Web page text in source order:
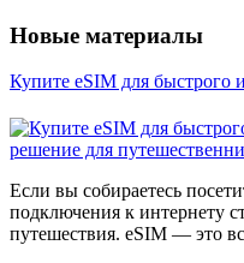
Новые материалы
Купите eSIM для быстрого
Если вы собираетесь
подключения к интернету
путешествия. eSIM — это